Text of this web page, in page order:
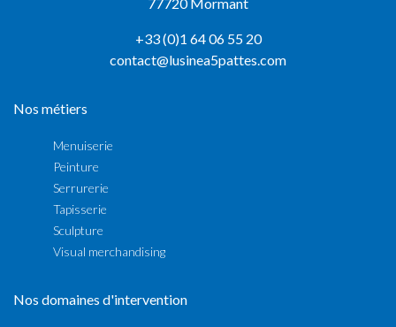
+33 (0)1 64 06 55 20
contact@lusinea5pattes.com
Nos métiers
Menuiserie
Peinture
Serrurerie
Tapisserie
Sculpture
Visual merchandising
Nos domaines d'intervention